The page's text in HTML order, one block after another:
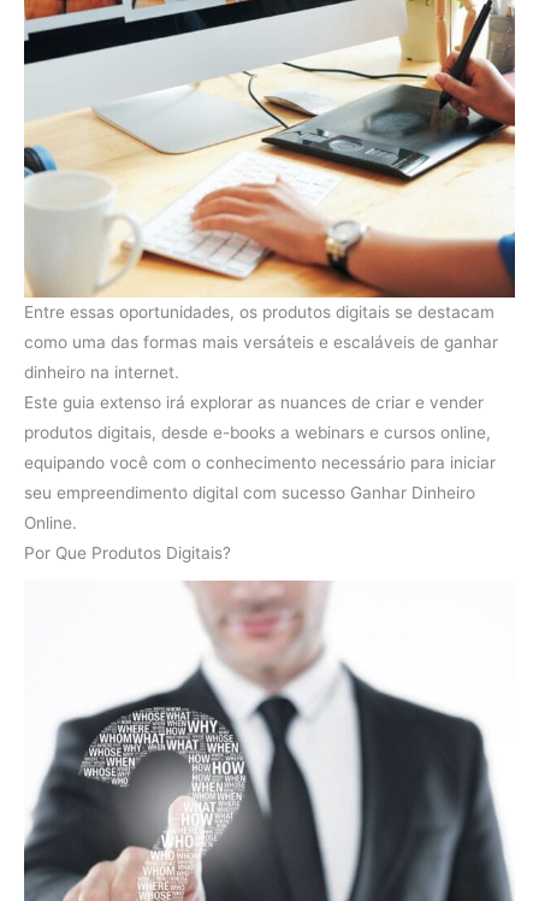
Entre essas oportunidades, os produtos digitais se destacam
como uma das formas mais versáteis e escaláveis de ganhar
dinheiro na internet.
Este guia extenso irá explorar as nuances de criar e vender
produtos digitais, desde e-books a webinars e cursos online,
equipando você com o conhecimento necessário para iniciar
seu empreendimento digital com sucesso Ganhar Dinheiro
Online.
Por Que Produtos Digitais?